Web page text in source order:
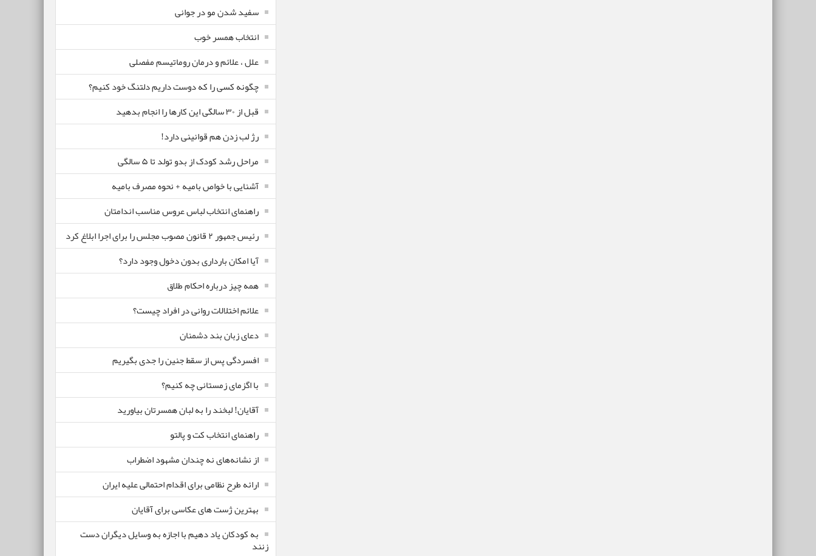
سفید شدن مو در جوانی
انتخاب همسر خوب
علل ، علائم و درمان روماتیسم مفصلی
چگونه کسی را که دوست داریم دلتنگ خود کنیم؟
قبل از ۳۰ سالگی این کارها را انجام بدهید
رژ لب زدن هم قوانینی دارد!
مراحل رشد کودک از بدو تولد تا ۵ سالگی
آشنایی با خواص بامیه + نحوه مصرف بامیه
راهنمای انتخاب لباس عروس مناسب اندامتان
رئیس جمهور ۲ قانون مصوب مجلس را برای اجرا ابلاغ کرد
آیا امکان بارداری بدون دخول وجود دارد؟
همه چیز درباره احکام طلاق
علائم اختلالات روانی در افراد چیست؟
دعای زبان بند دشمنان
افسردگی پس از سقط جنین را جدی بگیریم
با اگزمای زمستانی چه کنیم؟
آقایان! لبخند را به لبان همسرتان بیاورید
راهنمای انتخاب کت و پالتو
از نشانه‌های نه چندان مشهود اضطراب
ارائه طرح نظامی برای اقدام احتمالی علیه ایران
بهترین ژست های عکاسی برای آقایان
به کودکان یاد دهیم با اجازه به وسایل دیگران دست
زنند